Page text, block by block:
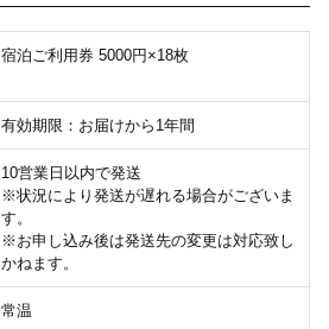
宿泊ご利用券 5000円×18枚
有効期限：お届けから1年間
10営業日以内で発送
※状況により発送が遅れる場合がございま
す。
※お申し込み後は発送先の変更は対応致し
かねます。
常温